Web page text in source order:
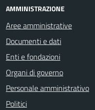
AMMINISTRAZIONE
Aree amministrative
Documenti e dati
Enti e fondazioni
Organi di governo
Personale amministrativo
Politici